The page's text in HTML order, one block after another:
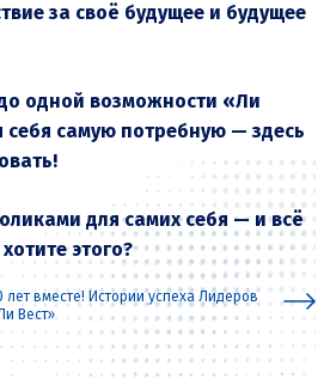
за своё будущее и будущее
одной возможности «Ли
себя самую потребную — здесь
для самих себя — и всё
этого?
лет вместе! Истории успеха Лидеров
Вест»